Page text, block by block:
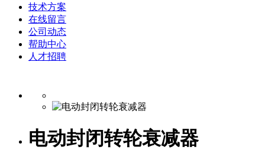
技术方案
在线留言
公司动态
帮助中心
人才招聘
电动封闭转轮衰减器